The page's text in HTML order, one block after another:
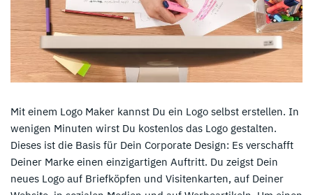
Mit einem Logo Maker kannst Du ein Logo selbst erstellen. In
wenigen Minuten wirst Du kostenlos das Logo gestalten.
Dieses ist die Basis für Dein Corporate Design: Es verschafft
Deiner Marke einen einzigartigen Auftritt. Du zeigst Dein
neues Logo auf Briefköpfen und Visitenkarten, auf Deiner